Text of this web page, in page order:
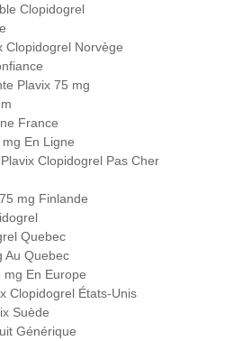
Clopidogrel
Clopidogrel Norvège
Plavix 75 mg
France
En Ligne
Clopidogrel Pas Cher
mg Finlande
Quebec
Au Quebec
mg En Europe
Clopidogrel États-Unis
Suède
Générique